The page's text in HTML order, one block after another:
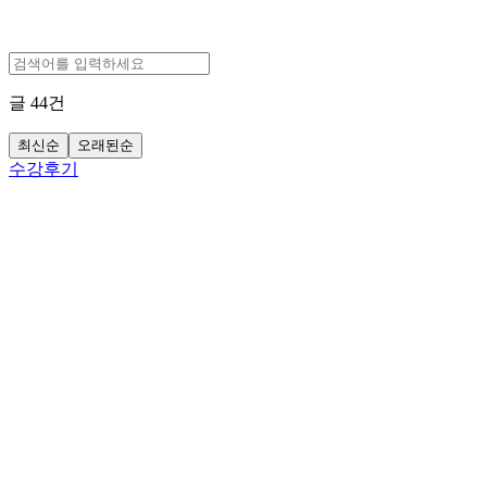
글 44건
최신순 오래된순
수강후기